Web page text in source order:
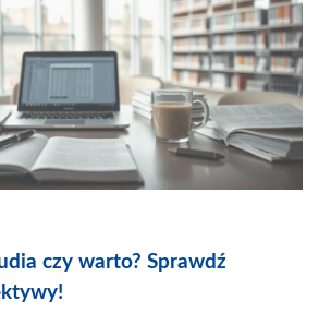
czy warto? Sprawdź